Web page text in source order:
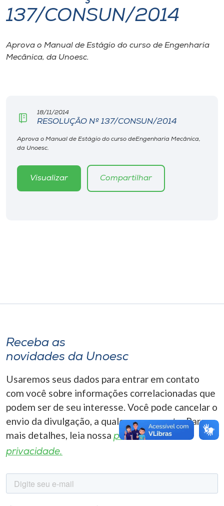
I.nova
Diplomados
CPA
Biblioteca
Editora
A-
137/CONSUN/2014
Aprova o Manual de Estágio do curso de Engenharia
Mecânica, da Unoesc.
18/11/2014
RESOLUÇÃO Nº 137/CONSUN/2014
Aprova o Manual de Estágio do curso deEngenharia Mecânica,
da Unoesc.
Visualizar Compartilhar
Receba as
novidades da Unoesc
Usaremos seus dados para entrar em contato
com você sobre informações correlacionadas que
podem ser de seu interesse. Você pode cancelar o
envio da divulgação, a qualquer momento. Para
mais detalhes, leia nossa política de
privacidade.